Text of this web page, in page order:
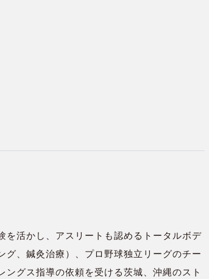
を活かし、アスリートも認めるトータルボデ
グ、鍼灸治療）、プロ野球独立リーグのチー
グス指導の依頼を受ける茨城、沖縄のスト